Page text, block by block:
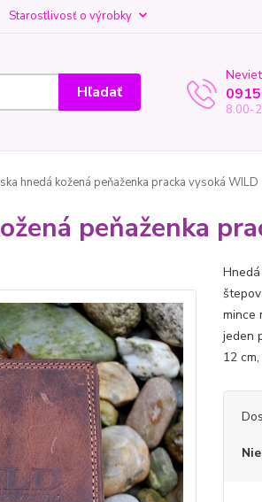
Starostlivosť o výrobky
Hľadať
8.00-
hnedá kožená peňaženka pracka vysoká WILD
peňaženka
mince
jeden
12